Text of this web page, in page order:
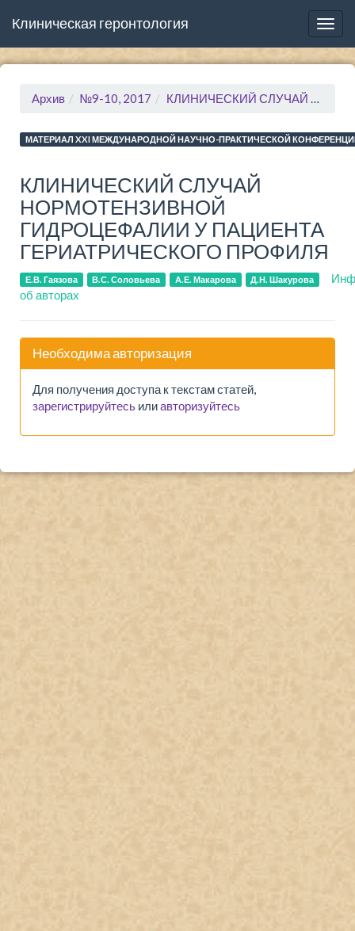
Клиническая геронтология
Архив №9-10, 2017 КЛИНИЧЕСКИЙ СЛУЧАЙ НОРМОТЕНЗИВНОЙ ГИДРОЦЕФАЛИИ У ПАЦИЕНТА ГЕРИАТРИЧЕСКОГО ПРОФИЛЯ
МАТЕРИАЛ XXI МЕЖДУНАРОДНОЙ НАУЧНО-ПРАКТИЧЕСКОЙ
КЛИНИЧЕСКИЙ СЛУЧАЙ
НОРМОТЕНЗИВНОЙ
ГИДРОЦЕФАЛИИ У ПАЦИЕНТА
ГЕРИАТРИЧЕСКОГО ПРОФИЛЯ
Е.В. Гаязова В.С. Соловьева А.Е. Макарова Д.Н. Шакурова
об авторах
Необходима авторизация
Для получения доступа к текстам статей,
зарегистрируйтесь илиавторизуйтесь